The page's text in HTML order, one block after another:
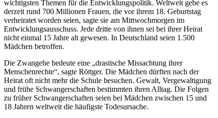
wichtigsten Themen für die Entwicklungspolitik. Weltweit gebe es
derzeit rund 700 Millionen Frauen, die vor ihrem 18. Geburtstag
verheiratet worden seien, sagte sie am Mittwochmorgen im
Entwicklungsausschuss. Jede dritte von ihnen sei bei ihrer Heirat
nicht einmal 15 Jahre alt gewesen. In Deutschland seien 1.500
Mädchen betroffen.
Die Zwangehe bedeute eine „drastische Missachtung ihrer
Menschenrechte“, sagte Röttger. Die Mädchen dürften nach der
Heirat oft nicht mehr die Schule besuchen. Gewalt, Vergewaltigung
und frühe Schwangerschaften bestimmten ihren Alltag. Die Folgen
zu früher Schwangerschaften seien bei Mädchen zwischen 15 und
18 Jahren weltweit die häufigste Todesursache.